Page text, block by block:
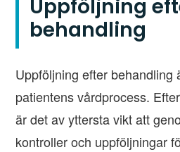
Uppföljning
behandling
Uppföljning efter behandling
patientens vårdprocess.
är det av yttersta vikt att
kontroller och uppföljningar